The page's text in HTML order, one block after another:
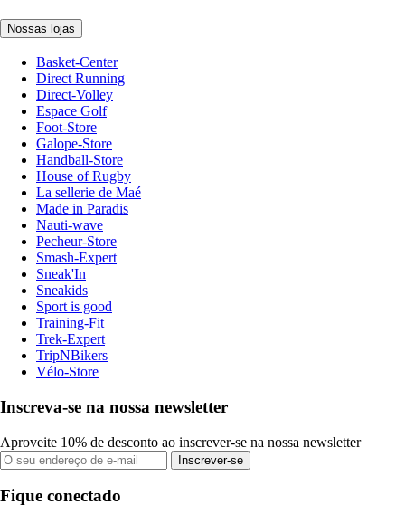
Nossas lojas
Basket-Center
Direct Running
Direct-Volley
Espace Golf
Foot-Store
Galope-Store
Handball-Store
House of Rugby
La sellerie de Maé
Made in Paradis
Nauti-wave
Pecheur-Store
Smash-Expert
Sneak'In
Sneakids
Sport is good
Training-Fit
Trek-Expert
TripNBikers
Vélo-Store
Inscreva-se na nossa newsletter
Aproveite 10% de desconto ao inscrever-se na nossa newsletter
Inscrever-se
Fique conectado